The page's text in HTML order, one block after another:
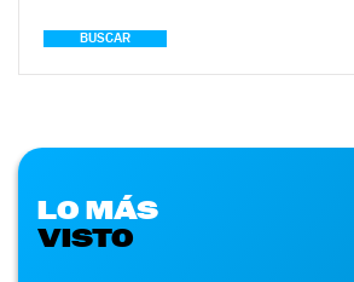
BUSCAR
LO MÁS
VISTO